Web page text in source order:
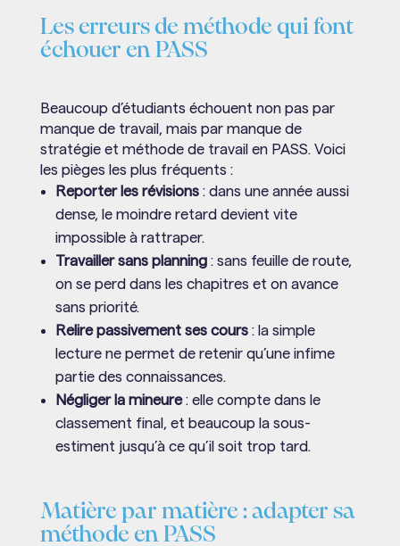
Les erreurs de méthode qui font
échouer en PASS
Beaucoup d’étudiants échouent non pas par
manque de travail, mais par manque de
stratégie et méthode de travail en PASS. Voici
les pièges les plus fréquents :
Reporter les révisions: dans une année aussi
dense, le moindre retard devient vite
impossible à rattraper.
Travailler sans planning: sans feuille de route,
on se perd dans les chapitres et on avance
sans priorité.
Relire passivement ses cours: la simple
lecture ne permet de retenir qu’une infime
partie des connaissances.
Négliger la mineure: elle compte dans le
classement final, et beaucoup la sous-
estiment jusqu’à ce qu’il soit trop tard.
Matière par matière : adapter sa
méthode en PASS